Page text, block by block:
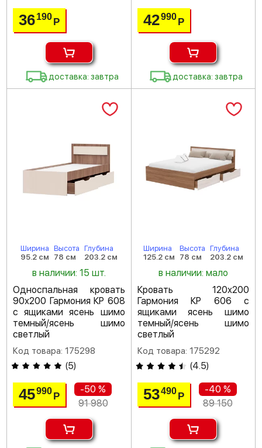
36190Р
доставка: завтра
42990 Р
доставка: завтра
Ширина
95.2 см
Высота
78 см
Глубина
203.2 см
в наличии: 15 шт.
Односпальная кровать
90х200 Гармония КР 608
с ящиками ясень шимо
темный/ясень шимо
светлый
Код товара: 175298
(5)
45990Р
-50 %
91 980
Ширина
125.2 см
Высота
78 см
Глубина
203.2 см
в наличии: мало
Кровать 120х200
Гармония КР 606 с
ящиками ясень шимо
темный/ясень шимо
светлый
Код товара: 175292
(4.5)
53490 Р
-40 %
89 150